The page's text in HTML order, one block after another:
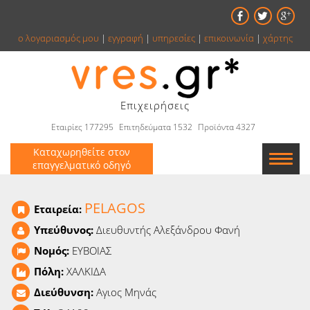
ο λογαριασμός μου | εγγραφή | υπηρεσίες| επικοινωνία| χάρτης
Επιχειρήσεις
Εταιρίες 177295 Επιτηδεύματα 1532 Προϊόντα 4327
Καταχωρηθείτε στον
επαγγελματικό οδηγό
Κατάλογος
Αγγελίες
Βιβλία
Εταιρεία: PELAGOS
Υπεύθυνος: Διευθυντής Αλεξάνδρου Φανή
Νομός: ΕΥΒΟΙΑΣ
Πόλη: ΧΑΛΚΙΔΑ
Διεύθυνση: Αγιος Μηνάς